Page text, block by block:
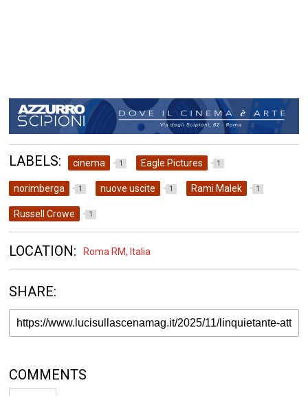
LABELS: cinema 1 Eagle Pictures 1
norimberga 1 nuove uscite 1 Rami Malek 1
Russell Crowe 1
LOCATION: Roma RM, Italia
SHARE:
COMMENTS